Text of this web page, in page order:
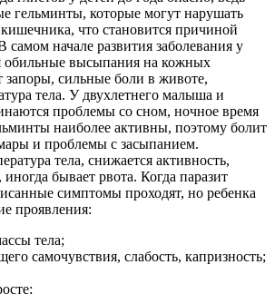
гельминты, которые могут нарушать
кишечника, что становится причиной
самом начале развития заболевания у
обильные высыпания на кожных
запоры, сильные боли в животе,
тела. У двухлетнего малыша и
проблемы со сном, ночное время
наиболее активны, поэтому болит
и проблемы с засыпанием.
тела, снижается активность,
иногда бывает рвота. Когда паразит
симптомы проходят, но ребенка
проявления:
тела;
самочувствия, слабость, капризность;